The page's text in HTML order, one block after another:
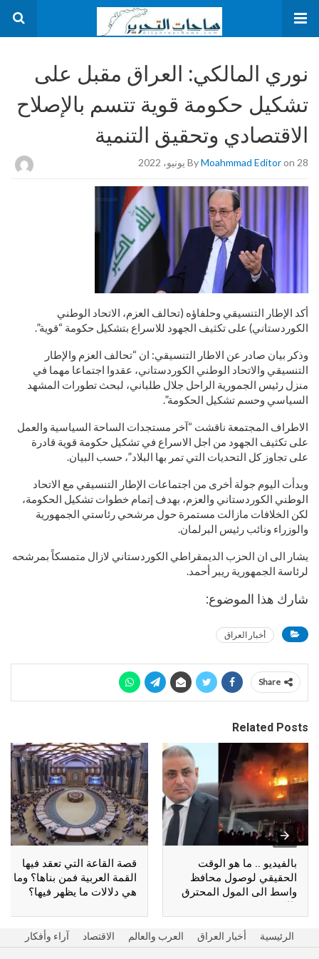
نوري المالكي: العراق مقبل على
تشكيل حكومة قوية تتسم بالإصلاح
الاقتصادي وتحقيق التنمية
ByMoahmmad Editoron 28 يونيو، 2022
أكد الإطار التنسيقي وحلفاؤه (تحالف العزم، الاتحاد الوطني
الكوردستاني) على تكثيف الجهود للاسراع بتشكيل حكومة “قوية”.
وذكر بيان صادر عن الاطار التنسيقي: ان “تحالف العزم والإطار
التنسيقي والاتحاد الوطني الكوردستاني، عقدوا اجتماعا مهما في
منزل رئيس الجمورية الراحل جلال طلباني، لبحث تطورات المشهد
السياسي وحسم تشكيل الحكومة”.
الاطراف المجتمعة ناقشت “آخر مستجدات الساحة السياسية والعمل
على تكثيف الجهود من اجل الاسراع في تشكيل حكومة قوية قادرة
على تجاوز كل التحديات التي تمر بها البلاد”، حسب البيان.
وبدأت اليوم جولة أخرى من اجتماعات الإطار التنسيقي مع الاتحاد
الوطني الكوردستاني والعزم، بهدف إتمام خطوات تشكيل الحكومة،
لكن الخلافات مازالت مستمرة حول مرشحي رئاستي الجمهورية
والوزراء ونائب رئيس البرلمان.
يشار الى ان الحزب الديمقراطي الكوردستاني لازال متمسكاً بمرشحه
لرئاسة الجمهورية ريبر أحمد.
شارك هذا الموضوع:
أخبار العراق
Share
Related Posts
بالفيديو .. ما هو الوقت
الحقيقي لوصول محافظ
واسط الى المول المحترق
بالكوت؟
قصة القاعة التي تعقد فيها
القمة العربية فمن بناها؟ وما
هي دلالات ما يظهر فيها؟
الرئيسية أخبار العراق العرب والعالم الاقتصاد آراء وأفكار